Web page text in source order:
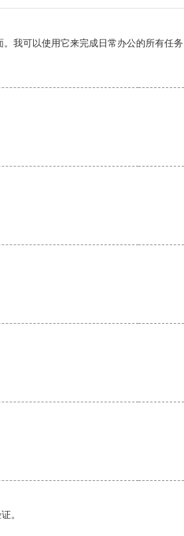
我可以使用它来完成日常办公的所有任务
。